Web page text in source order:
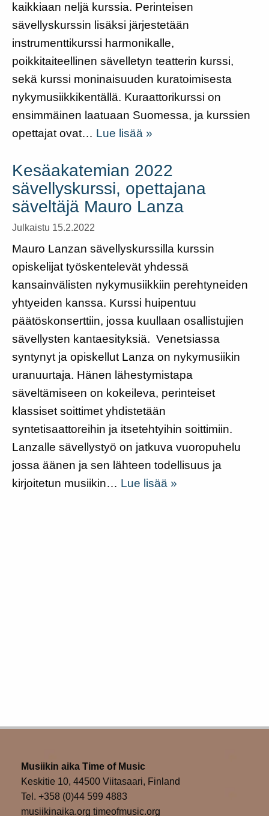
kaikkiaan neljä kurssia. Perinteisen
sävellyskurssin lisäksi järjestetään
instrumenttikurssi harmonikalle,
poikkitaiteellinen sävelletyn teatterin kurssi,
sekä kurssi moninaisuuden kuratoimisesta
nykymusiikkikentällä. Kuraattorikurssi on
ensimmäinen laatuaan Suomessa, ja kurssien
opettajat ovat… Lue lisää »
Kesäakatemian 2022
sävellyskurssi, opettajana
säveltäjä Mauro Lanza
Julkaistu 15.2.2022
Mauro Lanzan sävellyskurssilla kurssin
opiskelijat työskentelevät yhdessä
kansainvälisten nykymusiikkiin perehtyneiden
yhtyeiden kanssa. Kurssi huipentuu
päätöskonserttiin, jossa kuullaan osallistujien
sävellysten kantaesityksiä. Venetsiassa
syntynyt ja opiskellut Lanza on nykymusiikin
uranuurtaja. Hänen lähestymistapa
säveltämiseen on kokeileva, perinteiset
klassiset soittimet yhdistetään
syntetisaattoreihin ja itsetehtyihin soittimiin.
Lanzalle sävellystyö on jatkuva vuoropuhelu
jossa äänen ja sen lähteen todellisuus ja
kirjoitetun musiikin… Lue lisää »
Musiikin aika Time of Music
Keskitie 10, 44500 Viitasaari, Finland
Tel. +358 (0)44 599 4883
musiikinaika.org timeofmusic.org